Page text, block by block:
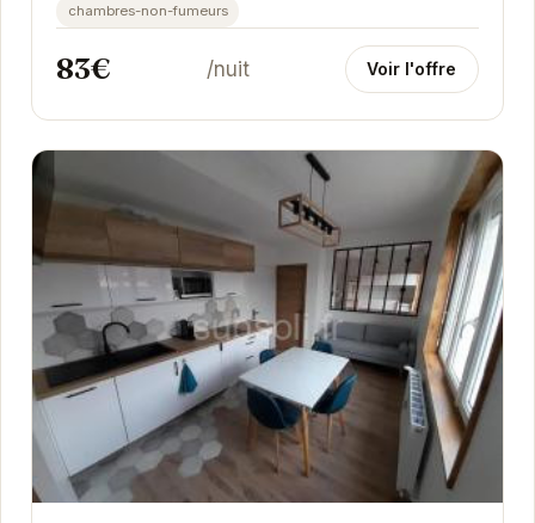
chambres-non-fumeurs
83€ /nuit Voir l'offre